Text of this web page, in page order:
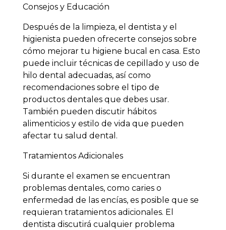
Consejos y Educación
Después de la limpieza, el dentista y el
higienista pueden ofrecerte consejos sobre
cómo mejorar tu higiene bucal en casa. Esto
puede incluir técnicas de cepillado y uso de
hilo dental adecuadas, así como
recomendaciones sobre el tipo de
productos dentales que debes usar.
También pueden discutir hábitos
alimenticios y estilo de vida que pueden
afectar tu salud dental.
Tratamientos Adicionales
Si durante el examen se encuentran
problemas dentales, como caries o
enfermedad de las encías, es posible que se
requieran tratamientos adicionales. El
dentista discutirá cualquier problema